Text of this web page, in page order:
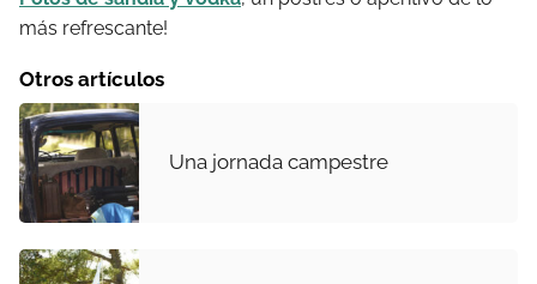
más refrescante!
Otros artículos
Una jornada campestre